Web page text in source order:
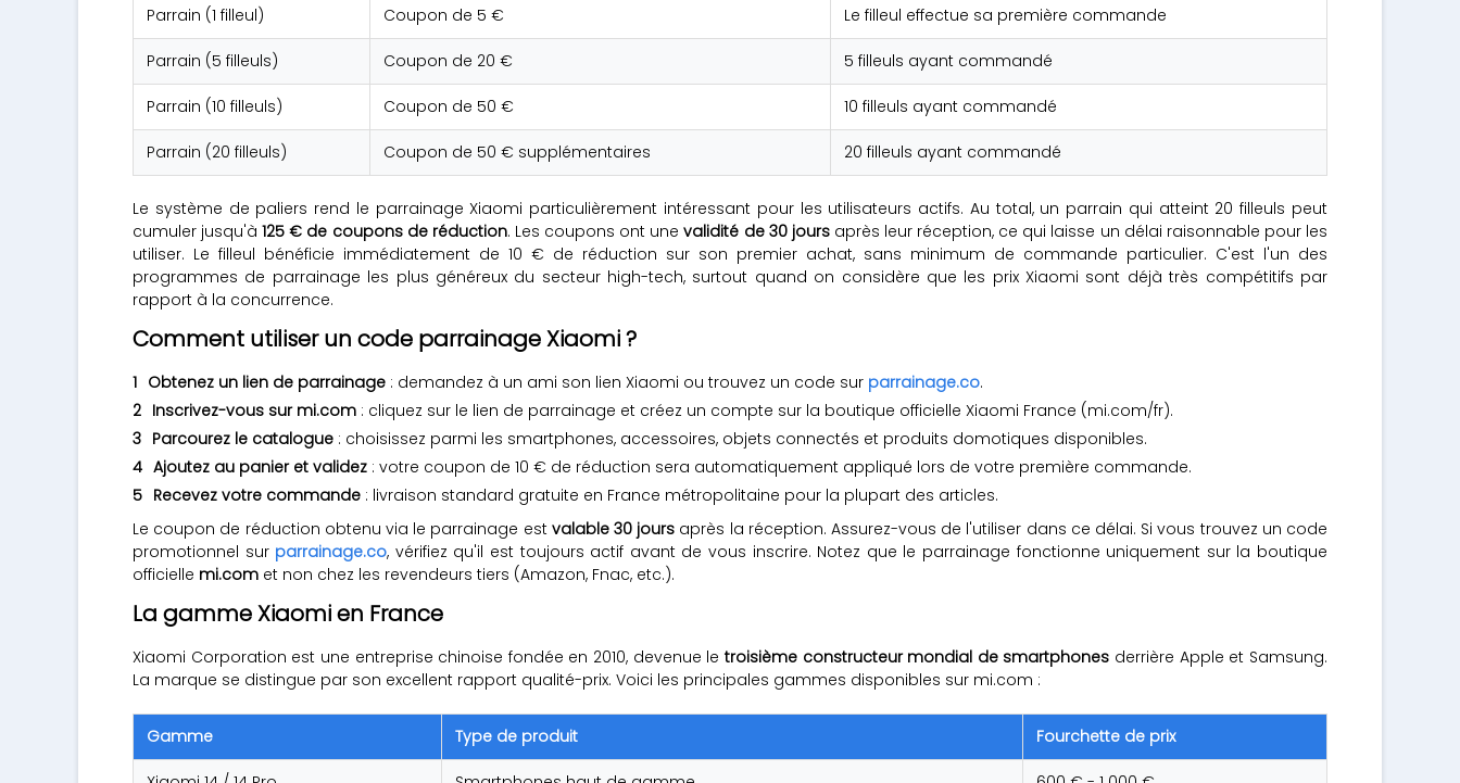
Parrain (1 filleul) Coupon de 5 € Le filleul effectue sa première commande
Parrain (5 filleuls) Coupon de 20 € 5 filleuls ayant commandé
Parrain (10 filleuls) Coupon de 50 € 10 filleuls ayant commandé
Parrain (20 filleuls) Coupon de 50 € supplémentaires 20 filleuls ayant commandé
Le système de paliers rend le parrainage Xiaomi particulièrement intéressant pour les utilisateurs actifs. Au total, un parrain qui atteint 20 filleuls peut
cumuler jusqu'à125 € de coupons de réduction. Les coupons ont unevalidité de 30 joursaprès leur réception, ce qui laisse un délai raisonnable pour les
utiliser. Le filleul bénéficie immédiatement de 10 € de réduction sur son premier achat, sans minimum de commande particulier. C'est l'un des
programmes de parrainage les plus généreux du secteur high-tech, surtout quand on considère que les prix Xiaomi sont déjà très compétitifs par
rapport à la concurrence.
Comment utiliser un code parrainage Xiaomi ?
Obtenez un lien de parrainage : demandez à un ami son lien Xiaomi ou trouvez un code sur parrainage.co.
Inscrivez-vous sur mi.com : cliquez sur le lien de parrainage et créez un compte sur la boutique officielle Xiaomi France (mi.com/fr).
Parcourez le catalogue : choisissez parmi les smartphones, accessoires, objets connectés et produits domotiques disponibles.
Ajoutez au panier et validez : votre coupon de 10 € de réduction sera automatiquement appliqué lors de votre première commande.
Recevez votre commande : livraison standard gratuite en France métropolitaine pour la plupart des articles.
Le coupon de réduction obtenu via le parrainage est valable 30 jours après la réception. Assurez-vous de l'utiliser dans ce délai. Si vous trouvez un code
promotionnel sur parrainage.co, vérifiez qu'il est toujours actif avant de vous inscrire. Notez que le parrainage fonctionne uniquement sur la boutique
officielle mi.com et non chez les revendeurs tiers (Amazon, Fnac, etc.).
La gamme Xiaomi en France
Xiaomi Corporation est une entreprise chinoise fondée en 2010, devenue le troisième constructeur mondial de smartphones derrière Apple et Samsung.
La marque se distingue par son excellent rapport qualité-prix. Voici les principales gammes disponibles sur mi.com :
Gamme Type de produit Fourchette de prix